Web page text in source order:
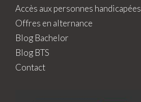
Accès aux personnes handicapées
Offres en alternance
Blog Bachelor
Blog BTS
Contact